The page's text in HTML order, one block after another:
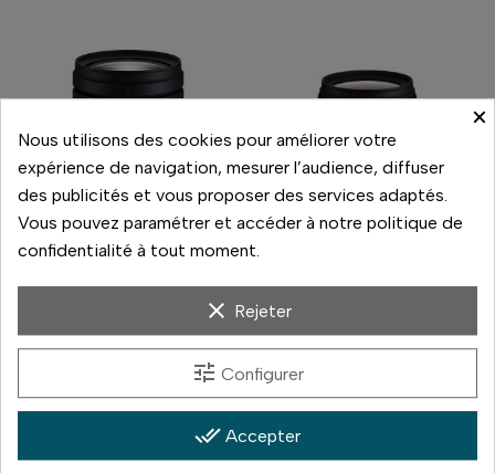
Tamron
35-150mm F/2-2.8 Di
III VXD
Comparer
Tamron
18-300mm F/3.5-6.3
Di III-A VC VXD
Comparer
×
Nous utilisons des cookies pour améliorer votre
expérience de navigation, mesurer l’audience, diffuser
des publicités et vous proposer des services adaptés.
Vous pouvez paramétrer et accéder à notre politique de
confidentialité à tout moment.
clear Rejeter
tune Configurer
done_all Accepter